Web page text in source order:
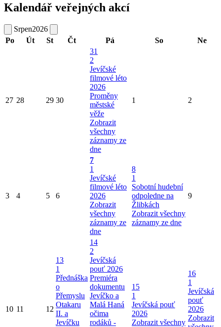
Kalendář veřejných akcí
Srpen2026
Po
Út St Čt Pá So Ne
27 28 29 30
31
2
Jevíčské
filmové léto
2026
Proměny
městské
věže
Zobrazit
všechny
záznamy ze
dne
1 2
3 4 5 6
7
1
Jevíčské
filmové léto
2026
Zobrazit
všechny
záznamy ze
dne
8
1
Sobotní hudební
odpoledne na
Žlibkách
Zobrazit všechny
záznamy ze dne
9
10 11 12
13
1
Přednáška
o
Přemyslu
Otakaru
II. a
Jevíčku
14
2
Jevíčská
pouť 2026
Premiéra
dokumentu
Jevíčko a
Malá Haná
očima
rodáků -
15
1
Jevíčská pouť
2026
Zobrazit všechny
16
1
Jevíčská
pouť
2026
Zobrazit